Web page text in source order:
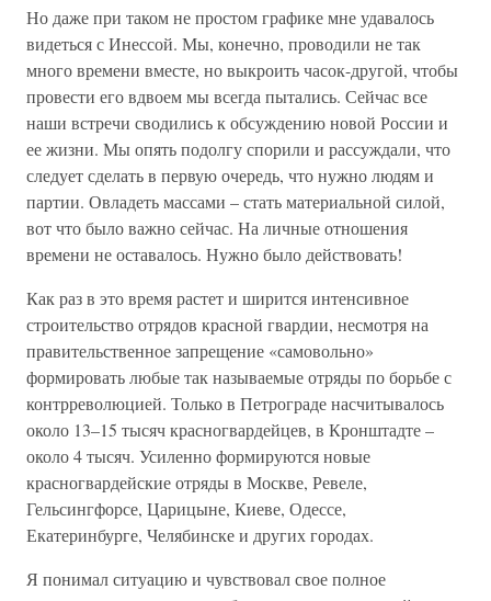
Но даже при таком не простом графике мне удавалось
видеться с Инессой. Мы, конечно, проводили не так
много времени вместе, но выкроить часок-другой, чтобы
провести его вдвоем мы всегда пытались. Сейчас все
наши встречи сводились к обсуждению новой России и
ее жизни. Мы опять подолгу спорили и рассуждали, что
следует сделать в первую очередь, что нужно людям и
партии. Овладеть массами – стать материальной силой,
вот что было важно сейчас. На личные отношения
времени не оставалось. Нужно было действовать!
Как раз в это время растет и ширится интенсивное
строительство отрядов красной гвардии, несмотря на
правительственное запрещение «самовольно»
формировать любые так называемые отряды по борьбе с
контрреволюцией. Только в Петрограде насчитывалось
около 13–15 тысяч красногвардейцев, в Кронштадте –
около 4 тысяч. Усиленно формируются новые
красногвардейские отряды в Москве, Ревеле,
Гельсингфорсе, Царицыне, Киеве, Одессе,
Екатеринбурге, Челябинске и других городах.
Я понимал ситуацию и чувствовал свое полное